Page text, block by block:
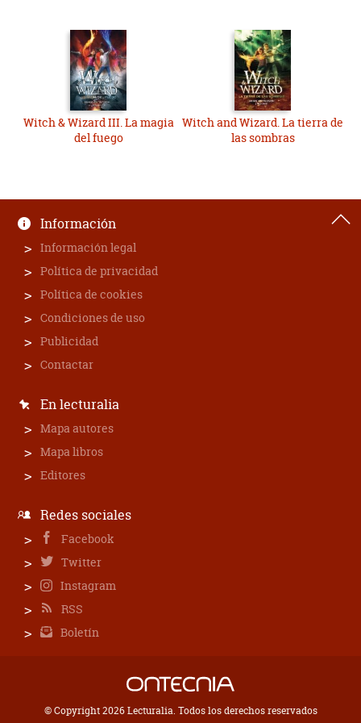
Witch & Wizard III. La magia
del fuego
Witch and Wizard. La tierra de
las sombras
Información
Información legal
Política de privacidad
Política de cookies
Condiciones de uso
Publicidad
Contactar
En lecturalia
Mapa autores
Mapa libros
Editores
Redes sociales
Facebook
Twitter
Instagram
RSS
Boletín
© Copyright 2026 Lecturalia. Todos los derechos reservados